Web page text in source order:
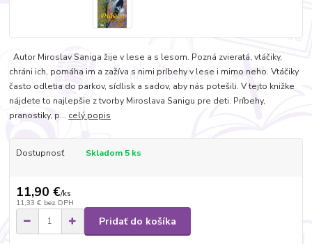
Autor Miroslav Saniga žije v lese a s lesom. Pozná zvieratá, vtáčiky,
chráni ich, pomáha im a zažíva s nimi príbehy v lese i mimo neho. Vtáčiky
často odletia do parkov, sídlisk a sadov, aby nás potešili. V tejto knižke
nájdete to najlepšie z tvorby Miroslava Sanigu pre deti. Príbehy,
pranostiky, p... celý popis
Dostupnosť Skladom 5 ks
11,90 €/ks
11,33 € bez DPH
Pridať do košíka